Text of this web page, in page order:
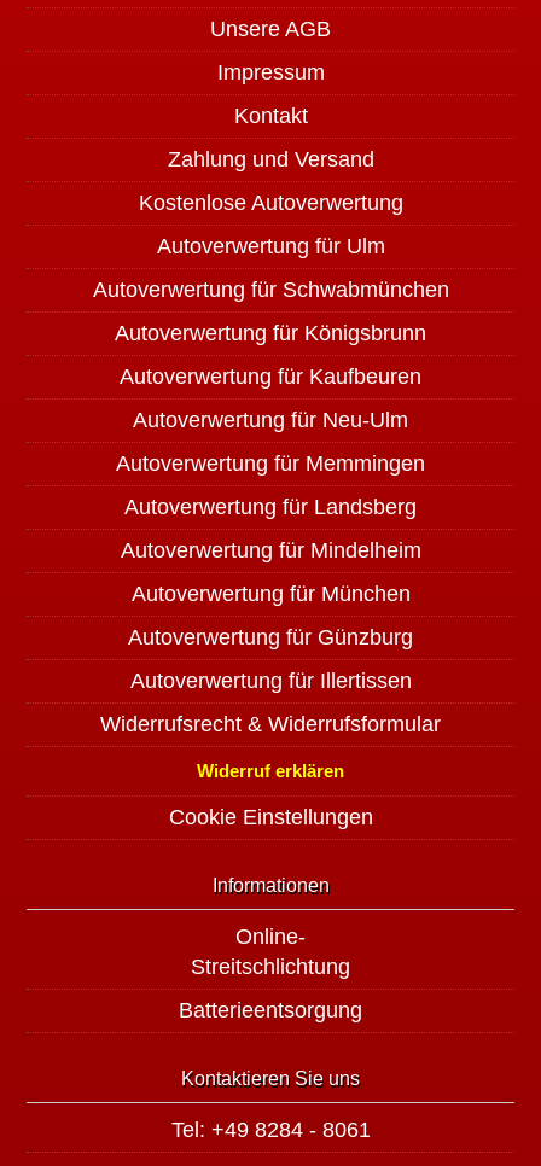
Unsere AGB
Impressum
Kontakt
Zahlung und Versand
Kostenlose Autoverwertung
Autoverwertung für Ulm
Autoverwertung für Schwabmünchen
Autoverwertung für Königsbrunn
Autoverwertung für Kaufbeuren
Autoverwertung für Neu-Ulm
Autoverwertung für Memmingen
Autoverwertung für Landsberg
Autoverwertung für Mindelheim
Autoverwertung für München
Autoverwertung für Günzburg
Autoverwertung für Illertissen
Widerrufsrecht & Widerrufsformular
Widerruf erklären
Cookie Einstellungen
Informationen
Online-
Streitschlichtung
Batterieentsorgung
Kontaktieren Sie uns
Tel: +49 8284 - 8061